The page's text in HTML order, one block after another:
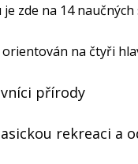
zde na 14 naučných
orientován na čtyři
přírody
rekreaci a